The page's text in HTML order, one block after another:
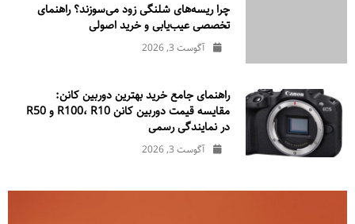
چرا ریسه‌های شلنگی زود می‌سوزند؟ راهنمای
تخصصی عیب‌یابی و خرید اصولی
آگوست 3, 2026
راهنمای جامع خرید بهترین دوربین کانن:
مقایسه قیمت دوربین کانن R100، R10 و R50
در نمایندگی رسمی
آگوست 3, 2026